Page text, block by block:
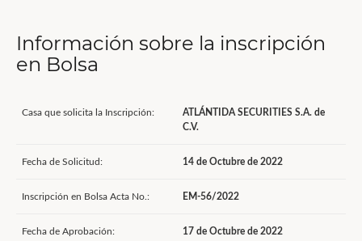
Información sobre la inscripción
en Bolsa
Casa que solicita la Inscripción:
ATLÁNTIDA SECURITIES S.A. de
C.V.
Fecha de Solicitud: 14 de Octubre de 2022
Inscripción en Bolsa Acta No.: EM-56/2022
Fecha de Aprobación: 17 de Octubre de 2022